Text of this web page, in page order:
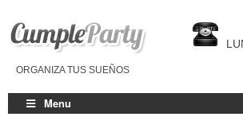
ORGANIZA TUS SUEÑOS
Menu